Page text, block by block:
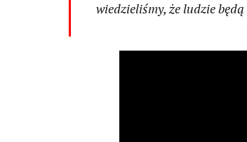
wiedzieliśmy, że ludzie